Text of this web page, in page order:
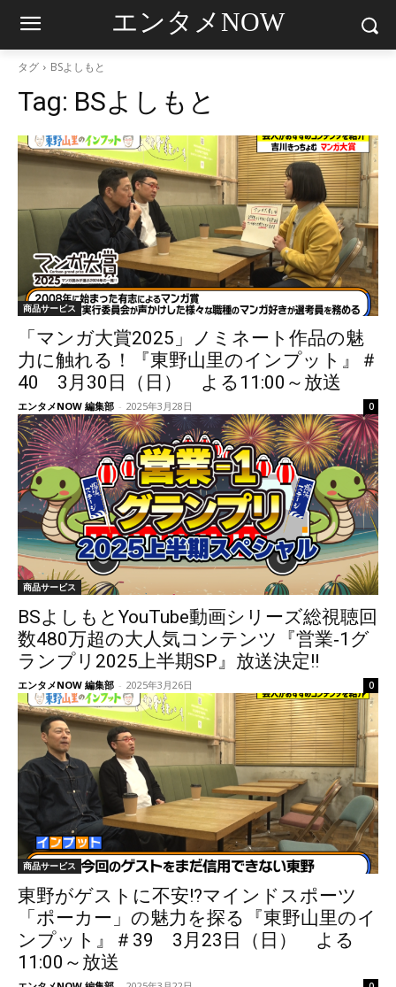
エンタメNOW
タグ BSよしもと
Tag: BSよしもと
商品サービス
「マンガ大賞2025」ノミネート作品の魅
力に触れる！『東野山里のインプット』＃
40 3月30日（日） よる11:00～放送
エンタメNOW 編集部 - 2025年3月28日 0
商品サービス
BSよしもとYouTube動画シリーズ総視聴回
数480万超の大人気コンテンツ『営業‐1グ
ランプリ2025上半期SP』放送決定!!
エンタメNOW 編集部 - 2025年3月26日 0
商品サービス
東野がゲストに不安!?マインドスポーツ
「ポーカー」の魅力を探る『東野山里のイ
ンプット』＃39 3月23日（日） よる
11:00～放送